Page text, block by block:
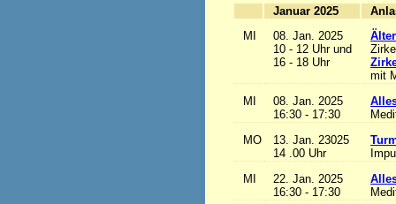
Januar 2025
MI
08. Jan. 2025
10 - 12 Uhr und
16 - 18 Uhr
mit
MI
08. Jan. 2025
16:30 - 17:30
MO
13. Jan. 23025
14 .00 Uhr
MI
22. Jan. 2025
16:30 - 17:30